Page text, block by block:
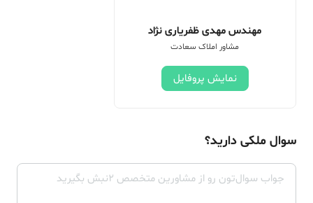
مهندس مهدی ظفریاری نژاد
مشاور املاک سعادت
نمایش پروفایل
سوال ملکی دارید؟